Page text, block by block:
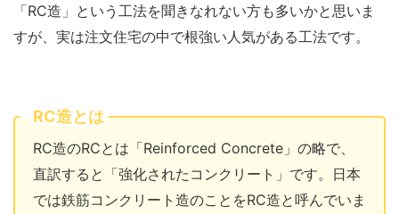
「RC造」という工法を聞きなれない方も多いかと思いま
すが、実は注文住宅の中で根強い人気がある工法です。
RC造とは
RC造のRCとは「Reinforced Concrete」の略で、
直訳すると「強化されたコンクリート」です。日本
では鉄筋コンクリート造のことをRC造と呼んでいま